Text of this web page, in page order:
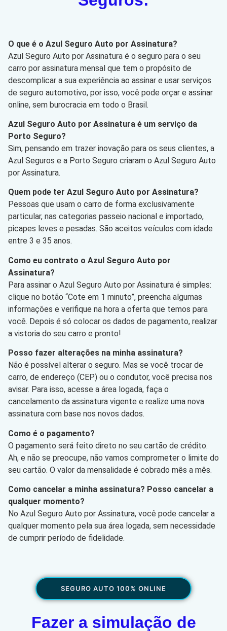
O que é o Azul Seguro Auto por Assinatura?
Azul Seguro Auto por Assinatura é o seguro para o seu
carro por assinatura mensal que tem o propósito de
descomplicar a sua experiência ao assinar e usar serviços
de seguro automotivo, por isso, você pode orçar e assinar
online, sem burocracia em todo o Brasil.
Azul Seguro Auto por Assinatura é um serviço da
Porto Seguro?
Sim, pensando em trazer inovação para os seus clientes, a
Azul Seguros e a Porto Seguro criaram o Azul Seguro Auto
por Assinatura.
Quem pode ter Azul Seguro Auto por Assinatura?
Pessoas que usam o carro de forma exclusivamente
particular, nas categorias passeio nacional e importado,
picapes leves e pesadas. São aceitos veículos com idade
entre 3 e 35 anos.
Como eu contrato o Azul Seguro Auto por
Assinatura?
Para assinar o Azul Seguro Auto por Assinatura é simples:
clique no botão “Cote em 1 minuto”, preencha algumas
informações e verifique na hora a oferta que temos para
você. Depois é só colocar os dados de pagamento, realizar
a vistoria do seu carro e pronto!
Posso fazer alterações na minha assinatura?
Não é possível alterar o seguro. Mas se você trocar de
carro, de endereço (CEP) ou o condutor, você precisa nos
avisar. Para isso, acesse a área logada, faça o
cancelamento da assinatura vigente e realize uma nova
assinatura com base nos novos dados.
Como é o pagamento?
O pagamento será feito direto no seu cartão de crédito.
Ah, e não se preocupe, não vamos comprometer o limite do
seu cartão. O valor da mensalidade é cobrado mês a mês.
Como cancelar a minha assinatura? Posso cancelar a
qualquer momento?
No Azul Seguro Auto por Assinatura, você pode cancelar a
qualquer momento pela sua área logada, sem necessidade
de cumprir período de fidelidade.
SEGURO AUTO 100% ONLINE
Fazer a simulação de